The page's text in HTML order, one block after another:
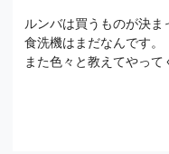
ルンバは買うものが決ま
食洗機はまだなんです。
また色々と教えてやっ